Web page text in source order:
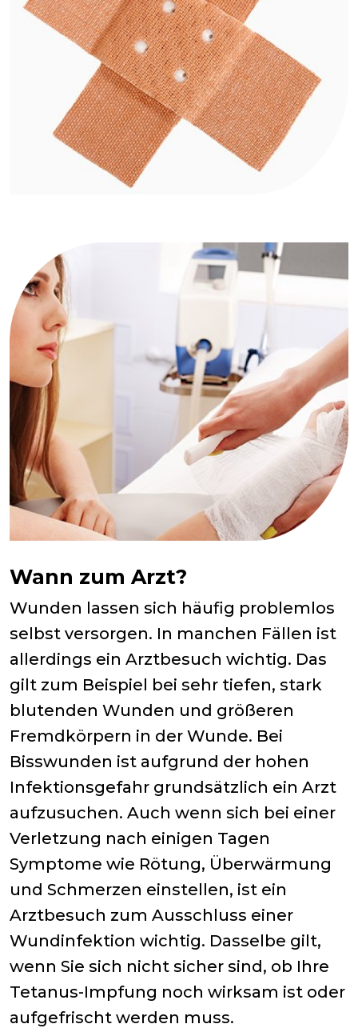
Wann zum Arzt?
Wunden lassen sich häufig problemlos
selbst versorgen. In manchen Fällen ist
allerdings ein Arztbesuch wichtig. Das
gilt zum Beispiel bei sehr tiefen, stark
blutenden Wunden und größeren
Fremdkörpern in der Wunde. Bei
Bisswunden ist aufgrund der hohen
Infektionsgefahr grundsätzlich ein Arzt
aufzusuchen. Auch wenn sich bei einer
Verletzung nach einigen Tagen
Symptome wie Rötung, Überwärmung
und Schmerzen einstellen, ist ein
Arztbesuch zum Ausschluss einer
Wundinfektion wichtig. Dasselbe gilt,
wenn Sie sich nicht sicher sind, ob Ihre
Tetanus-Impfung noch wirksam ist oder
aufgefrischt werden muss.